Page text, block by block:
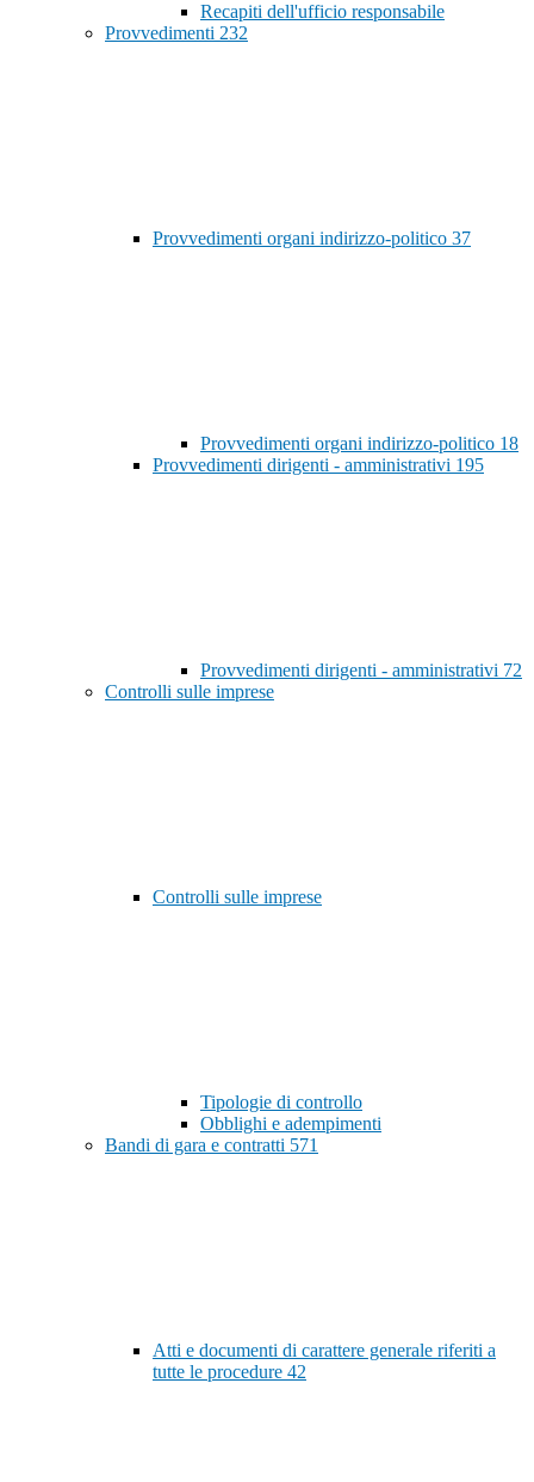
Recapiti dell'ufficio responsabile
Provvedimenti 232
Provvedimenti organi indirizzo-politico 37
Provvedimenti organi indirizzo-politico 18
Provvedimenti dirigenti - amministrativi 195
Provvedimenti dirigenti - amministrativi 72
Controlli sulle imprese
Controlli sulle imprese
Tipologie di controllo
Obblighi e adempimenti
Bandi di gara e contratti 571
Atti e documenti di carattere generale riferiti a
tutte le procedure 42